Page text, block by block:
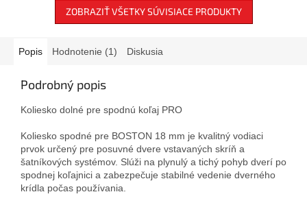
ZOBRAZIŤ VŠETKY SÚVISIACE PRODUKTY
Popis Hodnotenie (1) Diskusia
Podrobný popis
Koliesko dolné pre spodnú koľaj PRO
Koliesko spodné pre BOSTON 18 mm je kvalitný vodiaci
prvok určený pre posuvné dvere vstavaných skríň a
šatníkových systémov. Slúži na plynulý a tichý pohyb dverí po
spodnej koľajnici a zabezpečuje stabilné vedenie dverného
krídla počas používania.